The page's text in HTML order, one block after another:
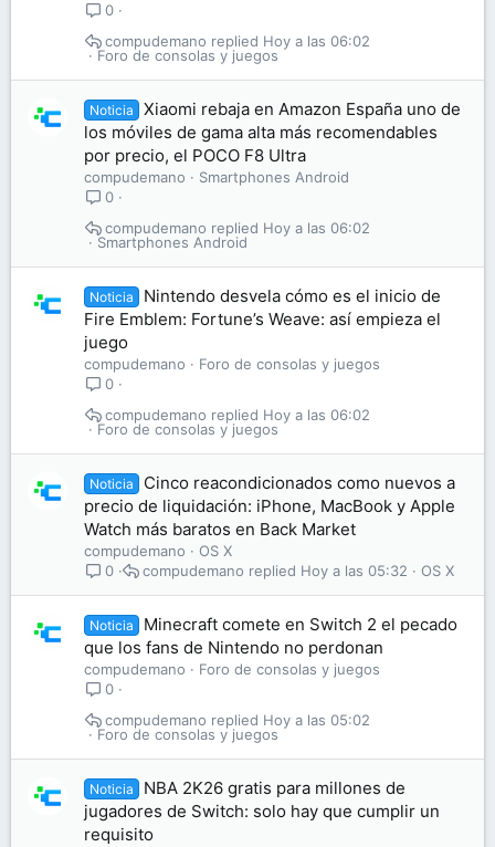
0
Foro de consolas y juegos
Hoy a las 06:02
compudemano
Noticia
Xiaomi rebaja en Amazon España uno de
los móviles de gama alta más recomendables
por precio, el POCO F8 Ultra
compudemano
Smartphones Android
0
Smartphones Android
Hoy a las 06:02
compudemano
Noticia
Nintendo desvela cómo es el inicio de
Fire Emblem: Fortune’s Weave: así empieza el
juego
compudemano
Foro de consolas y juegos
0
Foro de consolas y juegos
Hoy a las 06:02
compudemano
Noticia
Cinco reacondicionados como nuevos a
precio de liquidación: iPhone, MacBook y Apple
Watch más baratos en Back Market
compudemano
OS X
0
OS X
Hoy a las 05:32
compudemano
Noticia
Minecraft comete en Switch 2 el pecado
que los fans de Nintendo no perdonan
compudemano
Foro de consolas y juegos
0
Foro de consolas y juegos
Hoy a las 05:02
compudemano
Noticia
NBA 2K26 gratis para millones de
jugadores de Switch: solo hay que cumplir un
requisito